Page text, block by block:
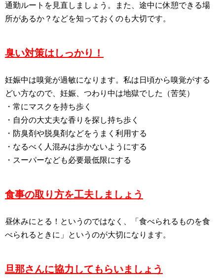
通勤ルートを見直しましょう。また、途中に休憩できる場
所があるか？などを知っておくのも大切です。
臭い対策はしっかり！
妊娠中は嗅覚が過敏になります。私は日頃から嗅覚がする
どい方なので、妊娠、つわり中は地獄でした（苦笑）
・常にマスクを持ち歩く
・自分の大丈夫な香りを探し持ち歩く
・防臭剤や脱臭剤などをうまく利用する
・なるべく人混みは歩かないようにする
・スーパーなども必要最低限にする
食事の取り方を工夫しましょう
昼休みにとる！というのではなく、「食べられるものを食
べられるときに」というのが大切になります。
旦那さんに協力してもらいましょう